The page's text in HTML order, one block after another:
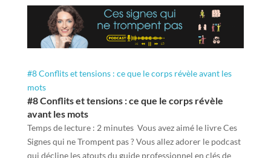
#8 Conflits et tensions : ce que le corps révèle avant les
mots
#8 Conflits et tensions : ce que le corps révèle
avant les mots
Temps de lecture : 2 minutes Vous avez aimé le livre Ces
Signes qui ne Trompent pas ? Vous allez adorer le podcast
qui décline les atouts du guide professionnel en clés de